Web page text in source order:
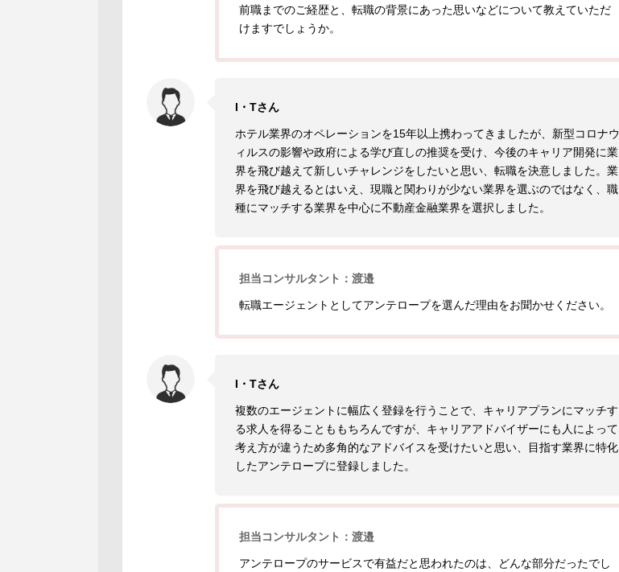
前職までのご経歴と、転職の背景にあった思いなどについて教えていただ
けますでしょうか。
I・Tさん
ホテル業界のオペレーションを15年以上携わってきましたが、新型コロナウ
ィルスの影響や政府による学び直しの推奨を受け、今後のキャリア開発に業
界を飛び越えて新しいチャレンジをしたいと思い、転職を決意しました。業
界を飛び越えるとはいえ、現職と関わりが少ない業界を選ぶのではなく、職
種にマッチする業界を中心に不動産金融業界を選択しました。
担当コンサルタント：渡邉
転職エージェントとしてアンテロープを選んだ理由をお聞かせください。
I・Tさん
複数のエージェントに幅広く登録を行うことで、キャリアプランにマッチす
る求人を得ることももちろんですが、キャリアアドバイザーにも人によって
考え方が違うため多角的なアドバイスを受けたいと思い、目指す業界に特化
したアンテロープに登録しました。
担当コンサルタント：渡邉
アンテロープのサービスで有益だと思われたのは、どんな部分だったでし